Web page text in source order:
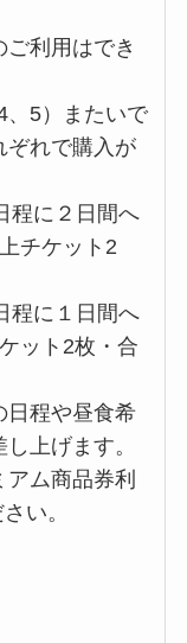
利用はでき
、5）またいで
ぞれで購入が
程に２日間へ
チケット2
程に１日間へ
ット2枚・合
日程や昼食希
上げます。
ム商品券利
い。